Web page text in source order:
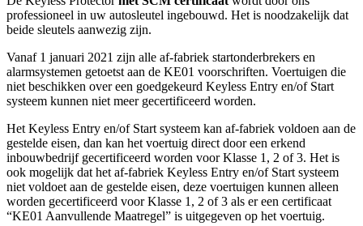
professioneel in uw autosleutel ingebouwd. Het is noodzakelijk dat
beide sleutels aanwezig zijn.
Vanaf 1 januari 2021 zijn alle af-fabriek startonderbrekers en
alarmsystemen getoetst aan de KE01 voorschriften. Voertuigen die
niet beschikken over een goedgekeurd Keyless Entry en/of Start
systeem kunnen niet meer gecertificeerd worden.
Het Keyless Entry en/of Start systeem kan af-fabriek voldoen aan de
gestelde eisen, dan kan het voertuig direct door een erkend
inbouwbedrijf gecertificeerd worden voor Klasse 1, 2 of 3. Het is
ook mogelijk dat het af-fabriek Keyless Entry en/of Start systeem
niet voldoet aan de gestelde eisen, deze voertuigen kunnen alleen
worden gecertificeerd voor Klasse 1, 2 of 3 als er een certificaat
“KE01 Aanvullende Maatregel” is uitgegeven op het voertuig.